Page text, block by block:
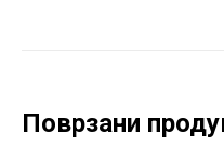
Поврзани